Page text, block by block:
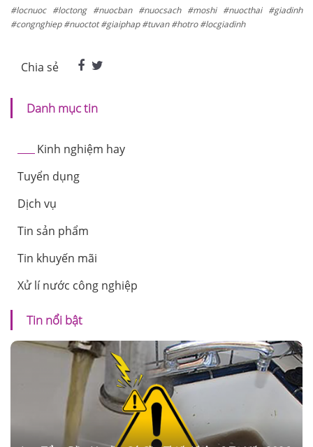
#locnuoc #loctong #nuocban #nuocsach #moshi #nuocthai #giadinh
#congnghiep #nuoctot #giaiphap #tuvan #hotro #locgiadinh
Chia sẻ
Danh mục tin
Kinh nghiệm hay
Tuyển dụng
Dịch vụ
Tin sản phẩm
Tin khuyến mãi
Xử lí nước công nghiệp
Tin nổi bật